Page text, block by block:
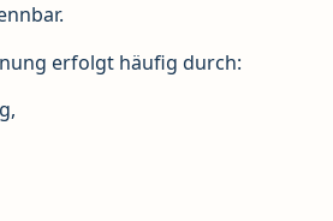
erfolgt häufig durch: